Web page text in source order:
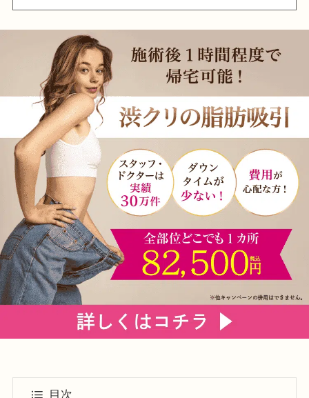
経歴
1997年 千葉大学医学部卒業 千葉大学医学部付属病院形成外科
研修医
1998年 東京厚生年金病院麻酔科臨床研修医
1999年 千葉県救急医療センター集中治療科勤務
2000年 千葉大学医学部付属病院形成外科勤務
2004年 君津中央病院形成外科勤務
2005年 千葉大学大学院修了 医学博士号取得
2006年 千葉労災病院形成外科医長
2008年 渋谷美容外科クリニック立川院 院長就任
2014年 渋谷美容外科クリニック渋谷院 院長就任
所属学会
日本美容外科学会（JSAPS）正会員
日本頭蓋顎顔面外科学会会員
日本法医学会会員
目次